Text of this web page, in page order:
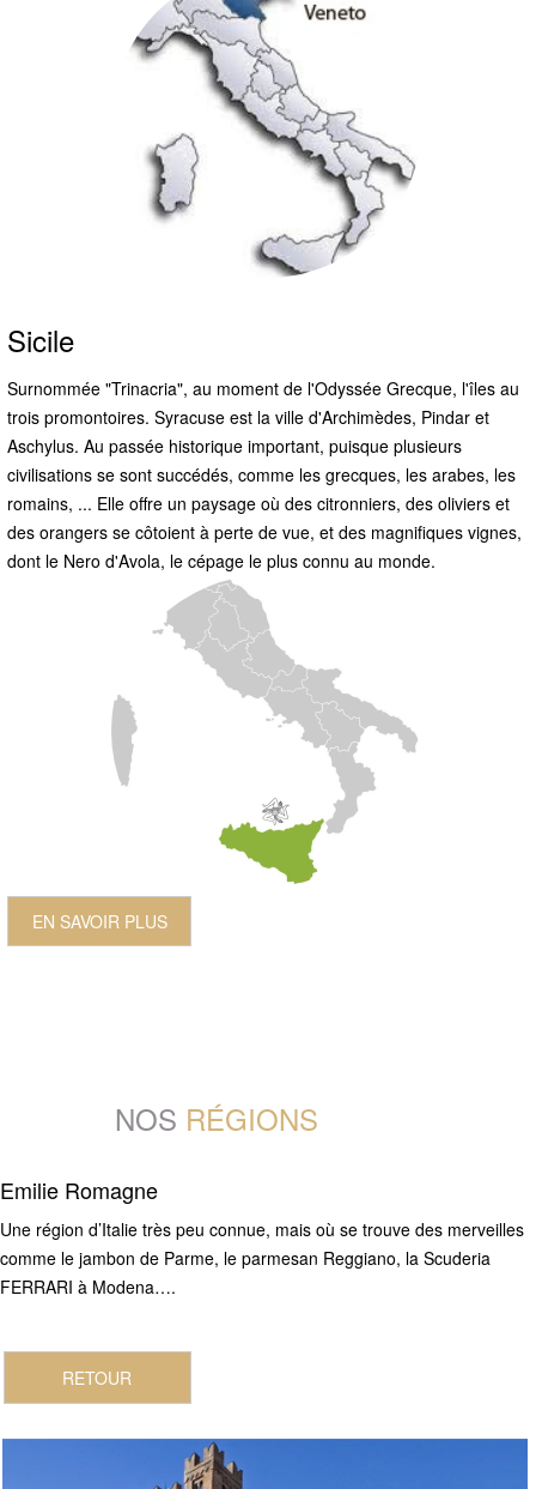
Sicile
Surnommée "Trinacria", au moment de l'Odyssée Grecque, l'îles au
trois promontoires. Syracuse est la ville d'Archimèdes, Pindar et
Aschylus. Au passée historique important, puisque plusieurs
civilisations se sont succédés, comme les grecques, les arabes, les
romains, ... Elle offre un paysage où des citronniers, des oliviers et
des orangers se côtoient à perte de vue, et des magnifiques vignes,
dont le Nero d'Avola, le cépage le plus connu au monde.
EN SAVOIR PLUS
NOS RÉGIONS
Emilie Romagne
Une région d’Italie très peu connue, mais où se trouve des merveilles
comme le jambon de Parme, le parmesan Reggiano, la Scuderia
FERRARI à Modena….
RETOUR